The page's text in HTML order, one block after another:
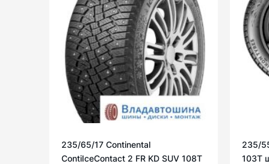
235/65/17 Continental
ContiIceContact 2 FR KD SUV 108T
235/
103T